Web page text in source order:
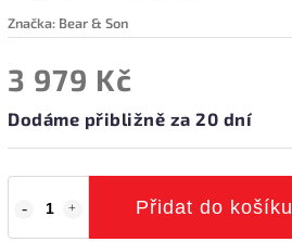
Značka: Bear & Son
3 979 Kč
Dodáme přibližně za 20 dní
Přidat do košíku